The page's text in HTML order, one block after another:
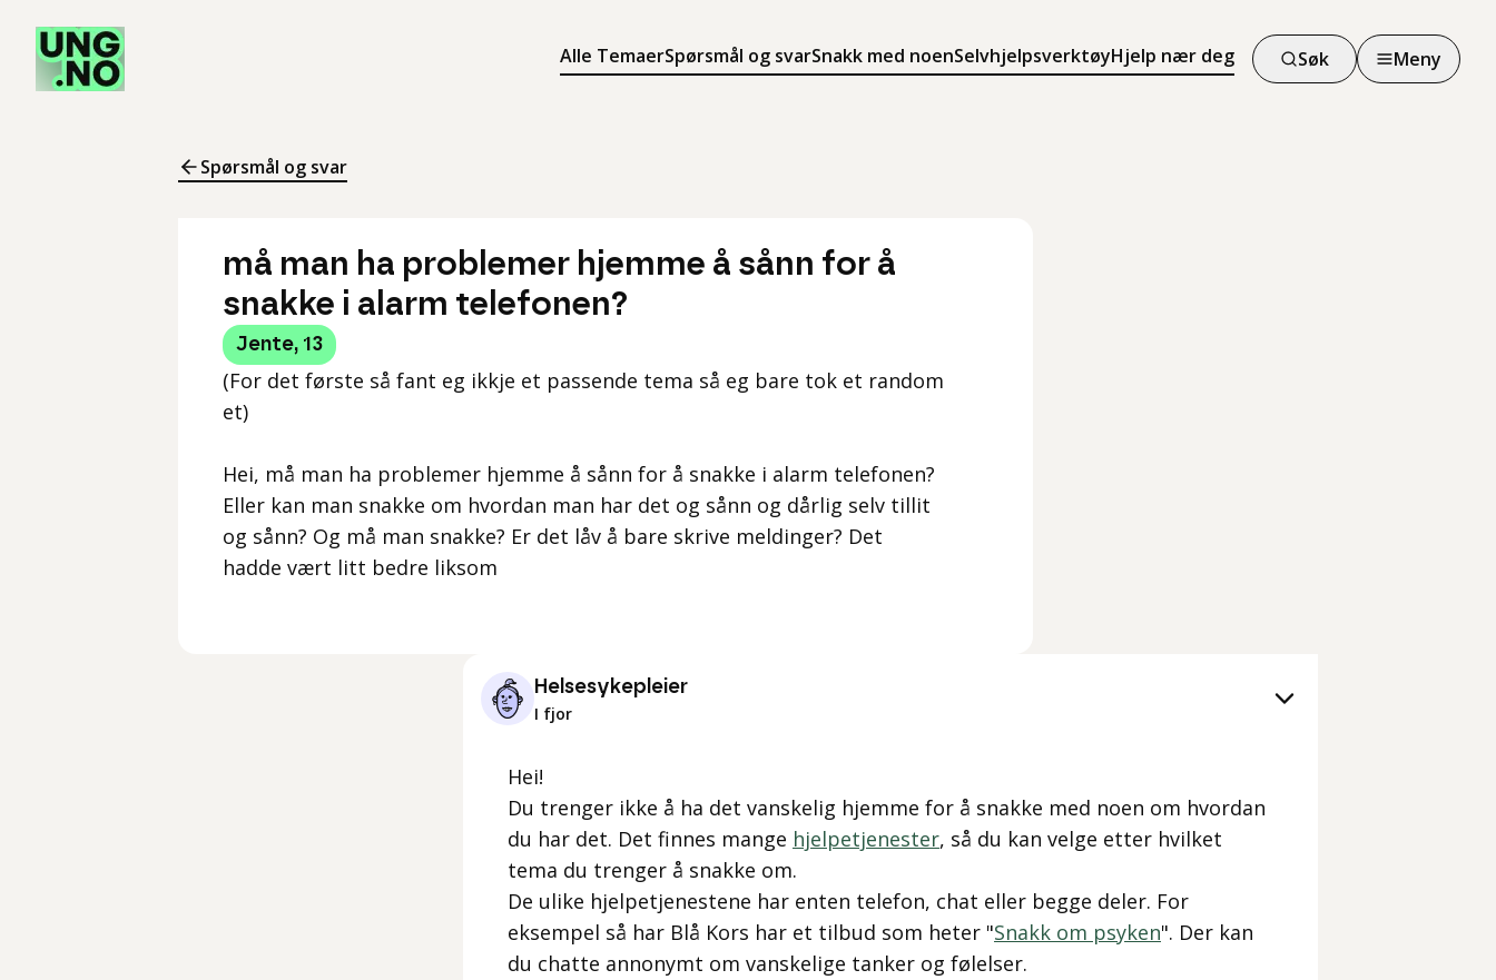
Alle TemaerSpørsmål og svarSnakk med noenSelvhjelpsverktøyHjelp nær deg
Søk
Søk
Meny
Meny
Spørsmål og svar
må man ha problemer hjemme å sånn for å
snakke i alarm telefonen?
Jente, 13
(For det første så fant eg ikkje et passende tema så eg bare tok et random
et)
Hei, må man ha problemer hjemme å sånn for å snakke i alarm telefonen?
Eller kan man snakke om hvordan man har det og sånn og dårlig selv tillit
og sånn? Og må man snakke? Er det låv å bare skrive meldinger? Det
hadde vært litt bedre liksom
Helsesykepleier
I fjor
Hei!
Du trenger ikke å ha det vanskelig hjemme for å snakke med noen om hvordan
du har det. Det finnes mange hjelpetjenester, så du kan velge etter hvilket
tema du trenger å snakke om.
De ulike hjelpetjenestene har enten telefon, chat eller begge deler. For
eksempel så har Blå Kors har et tilbud som heter "Snakk om psyken". Der kan
du chatte annonymt om vanskelige tanker og følelser.